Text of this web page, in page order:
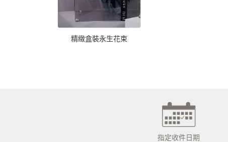
精緻盒裝永生花束
指定收件日期